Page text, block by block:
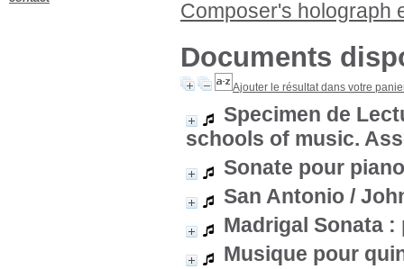
Composer's holograph
Documents
Ajouter le résultat dans votre
Specimen de
schools of music.
Sonate pour
San Antonio /
Madrigal Sonata
Musique pour